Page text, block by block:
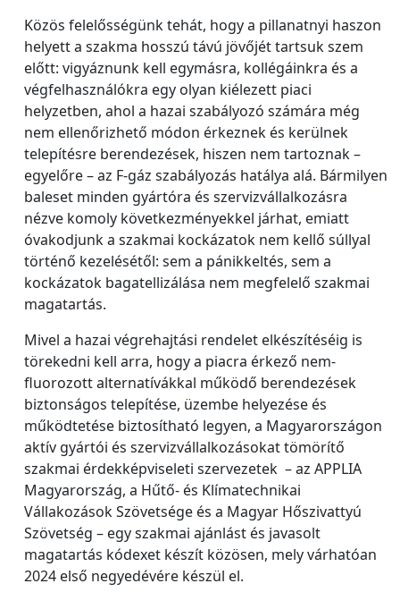
Közös felelősségünk tehát, hogy a pillanatnyi haszon
helyett a szakma hosszú távú jövőjét tartsuk szem
előtt: vigyáznunk kell egymásra, kollégáinkra és a
végfelhasználókra egy olyan kiélezett piaci
helyzetben, ahol a hazai szabályozó számára még
nem ellenőrizhető módon érkeznek és kerülnek
telepítésre berendezések, hiszen nem tartoznak –
egyelőre – az F-gáz szabályozás hatálya alá. Bármilyen
baleset minden gyártóra és szervizvállalkozásra
nézve komoly következményekkel járhat, emiatt
óvakodjunk a szakmai kockázatok nem kellő súllyal
történő kezelésétől: sem a pánikkeltés, sem a
kockázatok bagatellizálása nem megfelelő szakmai
magatartás.
Mivel a hazai végrehajtási rendelet elkészítéséig is
törekedni kell arra, hogy a piacra érkező nem-
fluorozott alternatívákkal működő berendezések
biztonságos telepítése, üzembe helyezése és
működtetése biztosítható legyen, a Magyarországon
aktív gyártói és szervizvállalkozásokat tömörítő
szakmai érdekképviseleti szervezetek – az APPLIA
Magyarország, a Hűtő- és Klímatechnikai
Vállakozások Szövetsége és a Magyar Hőszivattyú
Szövetség – egy szakmai ajánlást és javasolt
magatartás kódexet készít közösen, mely várhatóan
2024 első negyedévére készül el.